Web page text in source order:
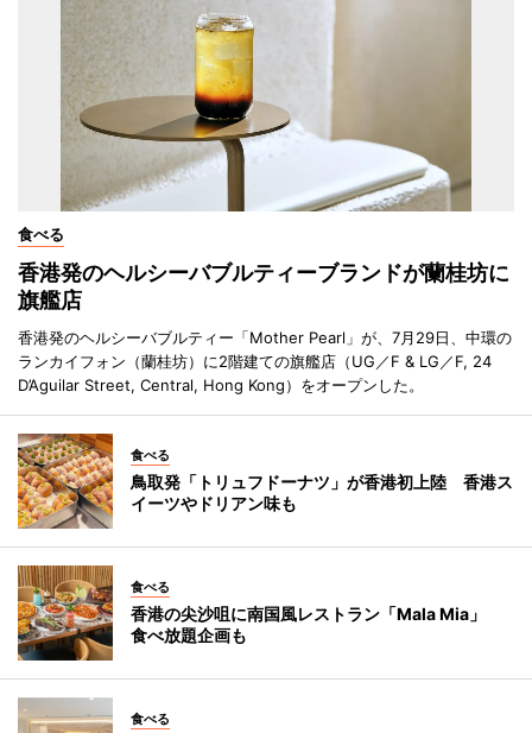
食べる
香港発のヘルシーバブルティーブランドが蘭桂坊に
旗艦店
香港発のヘルシーバブルティー「Mother Pearl」が、7月29日、中環の
ランカイフォン（蘭桂坊）に2階建ての旗艦店（UG／F & LG／F, 24
D’Aguilar Street, Central, Hong Kong）をオープンした。
食べる
鳥取発「トリュフドーナツ」が香港初上陸 香港ス
イーツやドリアン味も
食べる
香港の尖沙咀に南国風レストラン「Mala Mia」
食べ放題企画も
食べる